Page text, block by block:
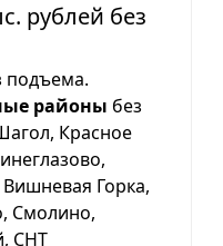
рублей без
подъема.
районы без
Красное
Горка,
Смолино,
СНТ